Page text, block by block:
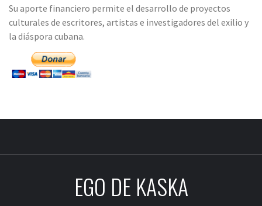
Su aporte financiero permite el desarrollo de proyectos
culturales de escritores, artistas e investigadores del exilio y
la diáspora cubana.
EGO DE KASKA